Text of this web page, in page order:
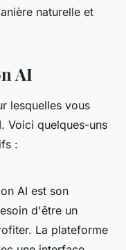
naturelle et
AI
lesquelles vous
Voici quelques-uns
:
AI est son
d'être un
La plateforme